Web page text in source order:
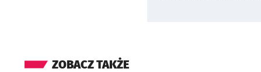
ZOBACZ TAKŻE